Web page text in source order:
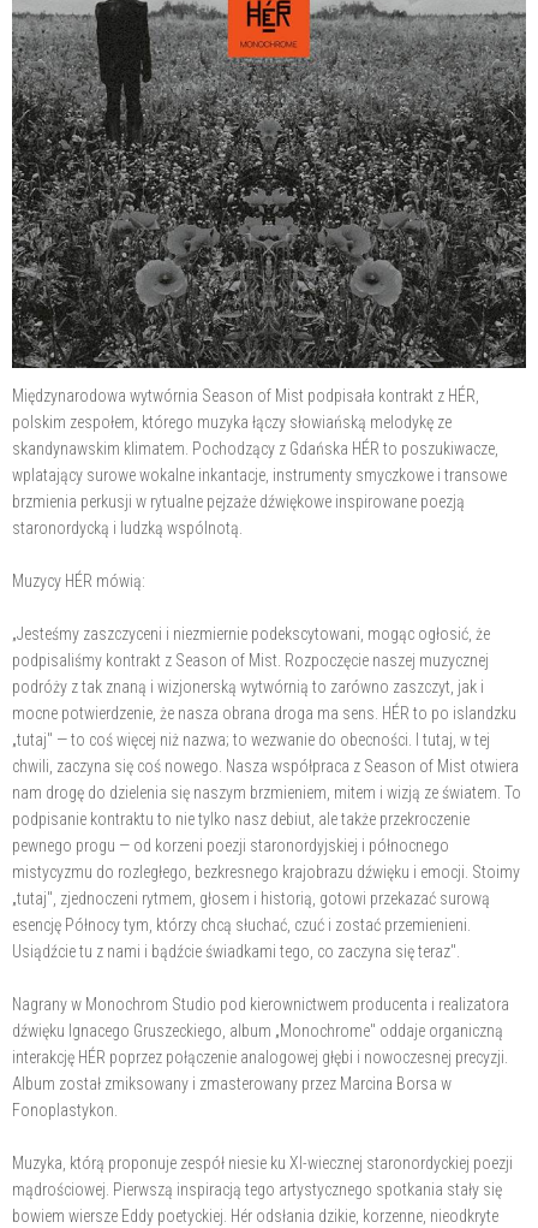
Międzynarodowa wytwórnia Season of Mist podpisała kontrakt z HÉR,
polskim zespołem, którego muzyka łączy słowiańską melodykę ze
skandynawskim klimatem. Pochodzący z Gdańska HÉR to poszukiwacze,
wplatający surowe wokalne inkantacje, instrumenty smyczkowe i transowe
brzmienia perkusji w rytualne pejzaże dźwiękowe inspirowane poezją
staronordycką i ludzką wspólnotą.
Muzycy HÉR mówią:
„Jesteśmy zaszczyceni i niezmiernie podekscytowani, mogąc ogłosić, że
podpisaliśmy kontrakt z Season of Mist. Rozpoczęcie naszej muzycznej
podróży z tak znaną i wizjonerską wytwórnią to zarówno zaszczyt, jak i
mocne potwierdzenie, że nasza obrana droga ma sens. HÉR to po islandzku
„tutaj" — to coś więcej niż nazwa; to wezwanie do obecności. I tutaj, w tej
chwili, zaczyna się coś nowego. Nasza współpraca z Season of Mist otwiera
nam drogę do dzielenia się naszym brzmieniem, mitem i wizją ze światem. To
podpisanie kontraktu to nie tylko nasz debiut, ale także przekroczenie
pewnego progu — od korzeni poezji staronordyjskiej i północnego
mistycyzmu do rozległego, bezkresnego krajobrazu dźwięku i emocji. Stoimy
„tutaj", zjednoczeni rytmem, głosem i historią, gotowi przekazać surową
esencję Północy tym, którzy chcą słuchać, czuć i zostać przemienieni.
Usiądźcie tu z nami i bądźcie świadkami tego, co zaczyna się teraz".
Nagrany w Monochrom Studio pod kierownictwem producenta i realizatora
dźwięku Ignacego Gruszeckiego, album „Monochrome" oddaje organiczną
interakcję HÉR poprzez połączenie analogowej głębi i nowoczesnej precyzji.
Album został zmiksowany i zmasterowany przez Marcina Borsa w
Fonoplastykon.
Muzyka, którą proponuje zespół niesie ku XI-wiecznej staronordyckiej poezji
mądrościowej. Pierwszą inspiracją tego artystycznego spotkania stały się
bowiem wiersze Eddy poetyckiej. Hér odsłania dzikie, korzenne, nieodkryte